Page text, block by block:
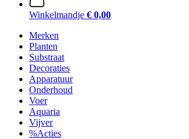
Winkelmandje € 0,00
Merken
Planten
Substraat
Decoraties
Apparatuur
Onderhoud
Voer
Aquaria
Vijver
%Acties